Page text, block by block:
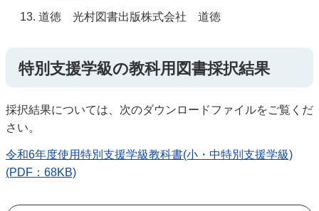
道徳 光村図書出版株式会社 道徳
特別支援学級の教科用図書採択結果
採択結果については、次のダウンロードファイルをご覧くだ
さい。
令和6年度使用特別支援学級教科書(小・中特別支援学級)
(PDF：68KB)